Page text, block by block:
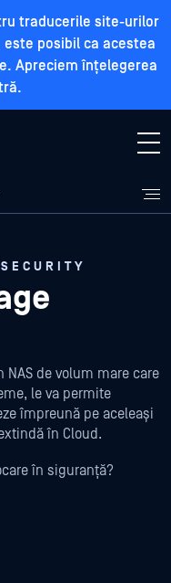
traducerile site-urilor
posibil ca acestea
Apreciem înțelegerea
de volum mare care
le va permite
împreună pe aceleași
în Cloud.
în siguranță?